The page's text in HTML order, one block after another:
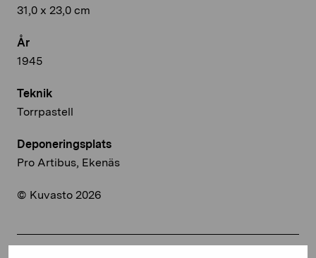
31,0 x 23,0 cm
År
1945
Teknik
Torrpastell
Deponeringsplats
Pro Artibus, Ekenäs
© Kuvasto 2026